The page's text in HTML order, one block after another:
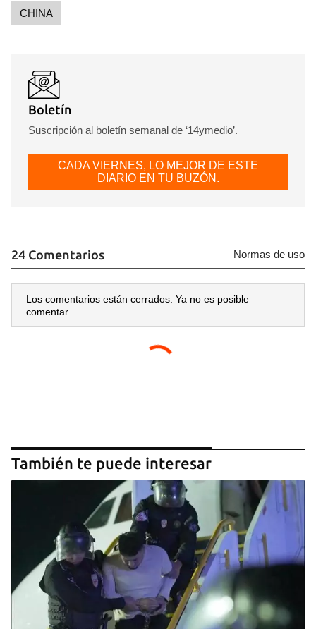
Guardar como favorito
Para poder guardar como favorito, primero has de
iniciar sesión con tu cuenta de 14ymedio.
INICIAR SESIÓN CANCELAR
CHINA
Boletín
Suscripción al boletín semanal de ‘14ymedio’.
CADA VIERNES, LO MEJOR DE ESTE
DIARIO EN TU BUZÓN.
24 Comentarios Normas de uso
Los comentarios están cerrados. Ya no es posible
comentar
También te puede interesar